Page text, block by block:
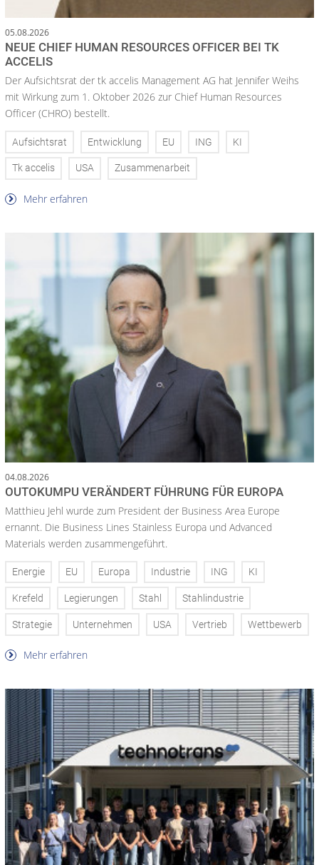
05.08.2026
NEUE CHIEF HUMAN RESOURCES OFFICER BEI TK
ACCELIS
Der Aufsichtsrat der tk accelis Management AG hat Jennifer Weihs
mit Wirkung zum 1. Oktober 2026 zur Chief Human Resources
Officer (CHRO) bestellt.
Aufsichtsrat Entwicklung EU ING KI
Tk accelis USA Zusammenarbeit
Mehr erfahren
04.08.2026
OUTOKUMPU VERÄNDERT FÜHRUNG FÜR EUROPA
Matthieu Jehl wurde zum President der Business Area Europe
ernannt. Die Business Lines Stainless Europa und Advanced
Materials werden zusammengeführt.
Energie EU Europa Industrie ING KI
Krefeld Legierungen Stahl Stahlindustrie
Strategie Unternehmen USA Vertrieb Wettbewerb
Mehr erfahren